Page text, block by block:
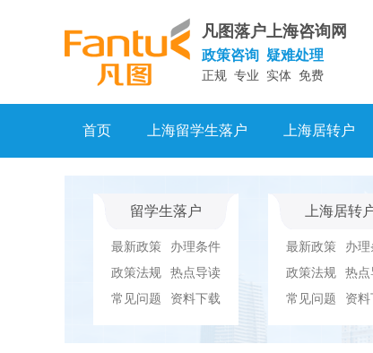
凡图落户上海咨询网
政策咨询 疑难处理
正规 专业 实体 免费
首页 上海留学生落户 上海居转户
留学生落户
最新政策
办理条件
政策法规
热点导读
常见问题
资料下载
上海居转
最新政策
办
政策法规
热点
常见问题
资料